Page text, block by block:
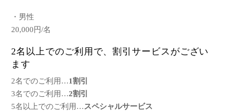
・男性
20,000円/名
2名以上でのご利用で、割引サービスがござい
ます
2名でのご利用…1割引
3名でのご利用…2割引
5名以上でのご利用…スペシャルサービス